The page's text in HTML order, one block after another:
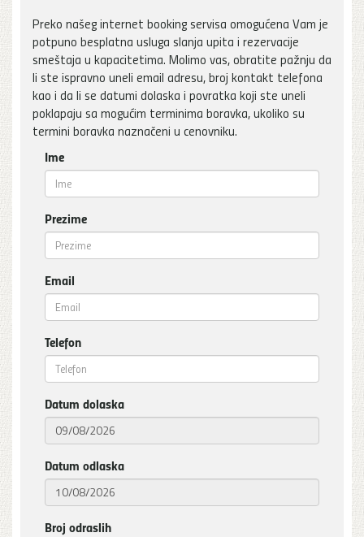
Preko našeg internet booking servisa omogućena Vam je
potpuno besplatna usluga slanja upita i rezervacije
smeštaja u kapacitetima. Molimo vas, obratite pažnju da
li ste ispravno uneli email adresu, broj kontakt telefona
kao i da li se datumi dolaska i povratka koji ste uneli
poklapaju sa mogućim terminima boravka, ukoliko su
termini boravka naznačeni u cenovniku.
Ime
Prezime
Email
Telefon
Datum dolaska
Datum odlaska
Broj odraslih